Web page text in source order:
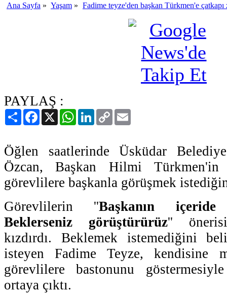
Ana Sayfa » Yaşam » Fadime teyze'den başkan Türkmen'e çatkapı
PAYLAŞ :
PaylaşFacebook
X WhatsAppLinkedIn
Copy
Link
Öğlen saatlerinde Üsküdar
Özcan, Başkan Hilmi Türkmen'in
görevlilere başkanla görüşmek
Görevlilerin ''Başkanın
Beklerseniz görüştürürüz''
kızdırdı. Beklemek istemediğini
isteyen Fadime Teyze, kendisine
görevlilere bastonunu
ortaya çıktı.